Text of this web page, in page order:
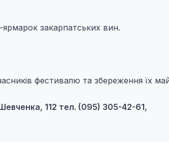
закарпатських вин.
фестивалю та збереження їх
112 тел. (095) 305-42-61,